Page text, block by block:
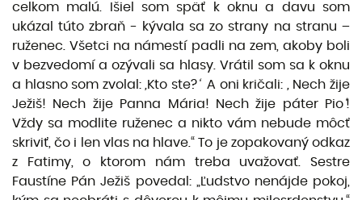
celkom malú. Išiel som späť k oknu a davu som
ukázal túto zbraň - kývala sa zo strany na stranu –
ruženec. Všetci na námestí padli na zem, akoby boli
v bezvedomí a ozývali sa hlasy. Vrátil som sa k oknu
a hlasno som zvolal:,Kto ste?‘ A oni kričali: ,Nech žije
Ježiš! Nech žije Panna Mária! Nech žije páter Pio!
Vždy sa modlite ruženec a nikto vám nebude môcť
skriviť, čo i len vlas na hlave.“ To je zopakovaný odkaz
z Fatimy, o ktorom nám treba uvažovať. Sestre
Faustíne Pán Ježiš povedal: „Ľudstvo nenájde pokoj,